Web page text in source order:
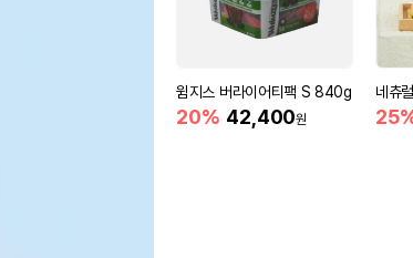
윔지스 버라이어티팩 S 840g
20% 42,400원
네츄